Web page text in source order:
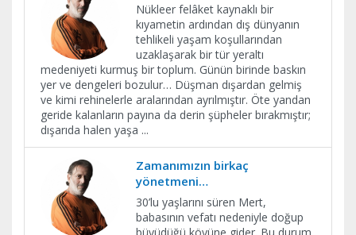
Nükleer felâket kaynaklı bir
kıyametin ardından dış dünyanın
tehlikeli yaşam koşullarından
uzaklaşarak bir tür yeraltı
medeniyeti kurmuş bir toplum. Günün birinde baskın
yer ve dengeleri bozulur… Düşman dışardan gelmiş
ve kimi rehinelerle aralarından ayrılmıştır. Öte yandan
geride kalanların payına da derin şüpheler bırakmıştır;
dışarıda halen yaşa ...
Zamanımızın birkaç
yönetmeni…
30’lu yaşlarını süren Mert,
babasının vefatı nedeniyle doğup